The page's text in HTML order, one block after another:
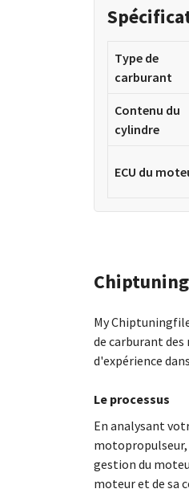
Type de
carburant
Contenu du
cylindre
ECU du
My
de carburant des
d'expérience
Le processus
En analysant
motopropulseur,
gestion du
moteur et de sa